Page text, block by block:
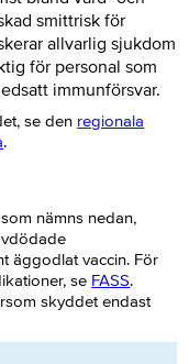
smittrisk för
allvarlig sjukdom
för personal som
immunförsvar.
se den regionala
.
nämns nedan,
äggodlat vaccin. För
se FASS.
skyddet endast